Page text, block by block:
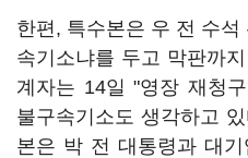
한편, 특수본은 우 전 수
속기소냐를 두고 막판까
계자는 14일 "영장 재청
불구속기소도 생각하고
본은 박 전 대통령과 대